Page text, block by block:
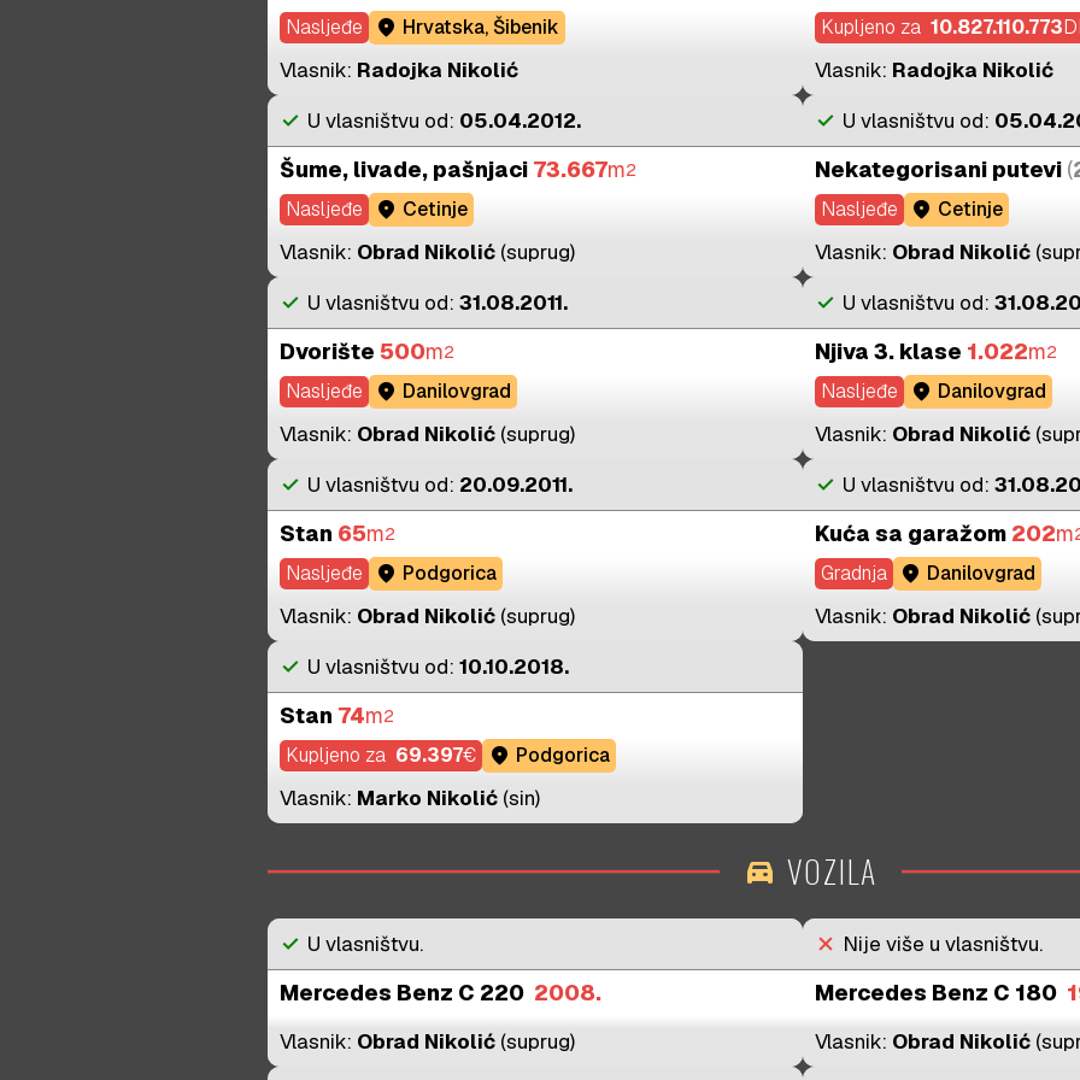
Nasljeđe location_on Hrvatska, Šibenik
Vlasnik: Radojka Nikolić
Kupljeno za 10.827.110.773
Vlasnik: Radojka Nikolić
check U vlasništvu od: 05.04.2012.
Šume, livade, pašnjaci 73.667m2
Nasljeđe location_on Cetinje
Vlasnik: Obrad Nikolić (suprug)
check U vlasništvu od:
Nekategorisani putevi (
Nasljeđe location_on Cetinje
Vlasnik: Obrad Nikolić
check U vlasništvu od: 31.08.2011.
Dvorište 500m2
Nasljeđe location_on Danilovgrad
Vlasnik: Obrad Nikolić (suprug)
check U vlasništvu od:
Njiva 3. klase 1.022m2
Nasljeđe location_on Danilovgrad
Vlasnik: Obrad Nikolić
check U vlasništvu od: 20.09.2011.
Stan 65m2
Nasljeđe location_on Podgorica
Vlasnik: Obrad Nikolić (suprug)
check U vlasništvu od:
Kuća sa garažom 202m
Gradnja location_on Danilovgrad
Vlasnik: Obrad Nikolić
check U vlasništvu od: 10.10.2018.
Stan 74m2
Kupljeno za 69.397€ location_on Podgorica
Vlasnik: Marko Nikolić (sin)
directions_car VOZILA
check U vlasništvu.
Mercedes Benz C 220 2008.
Vlasnik: Obrad Nikolić (suprug)
close Nije više u vlasništvu.
Mercedes Benz C 180
Vlasnik: Obrad Nikolić